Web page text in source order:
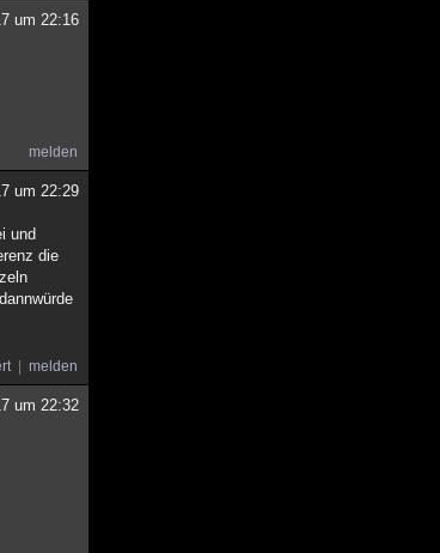
um 22:16
melden
um 22:29
und
die
melden
um 22:32